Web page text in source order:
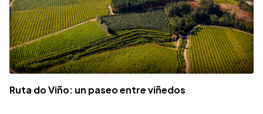
Ruta do Viño: un paseo entre viñedos